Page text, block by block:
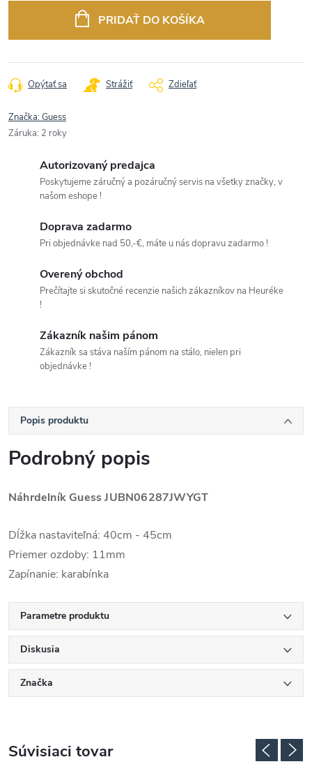
PRIDAŤ DO KOŠÍKA
Opýtať sa Strážiť Zdieľať
Značka:Guess
Záruka: 2 roky
Autorizovaný predajca
Poskytujeme záručný a pozáručný servis na všetky značky, v
našom eshope !
Doprava zadarmo
Pri objednávke nad 50,-€, máte u nás dopravu zadarmo !
Overený obchod
Prečítajte si skutočné recenzie našich zákazníkov na Heuréke
!
Zákazník našim pánom
Zákazník sa stáva naším pánom na stálo, nielen pri
objednávke !
Popis produktu
Podrobný popis
Náhrdelník GuessJUBN06287JWYGT
Dĺžka nastaviteľná: 40cm - 45cm
Priemer ozdoby: 11mm
Zapínanie: karabínka
Parametre produktu
Diskusia
Značka
Súvisiaci tovar